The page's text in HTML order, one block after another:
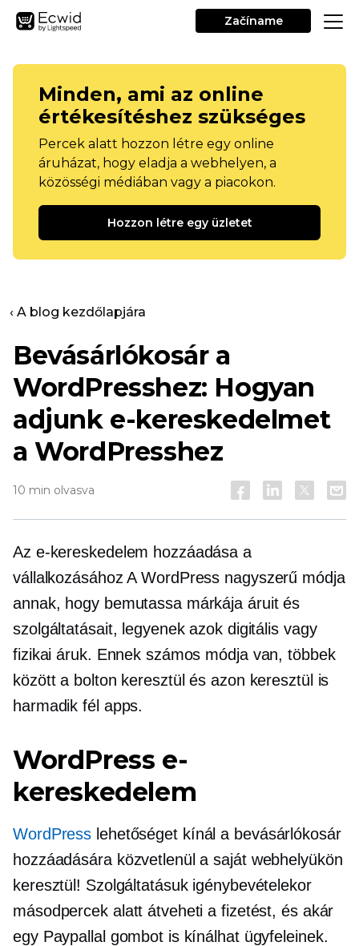
Začíname
Minden, ami az online
értékesítéshez szükséges
Percek alatt hozzon létre egy online
áruházat, hogy eladja a webhelyen, a
közösségi médiában vagy a piacokon.
Hozzon létre egy üzletet
‹ A blog kezdőlapjára
Bevásárlókosár a
WordPresshez: Hogyan
adjunk e-kereskedelmet
a WordPresshez
10 min olvasva
Az e-kereskedelem hozzáadása a
vállalkozásához A WordPress nagyszerű módja
annak, hogy bemutassa márkája áruit és
szolgáltatásait, legyenek azok digitális vagy
fizikai áruk. Ennek számos módja van, többek
között a bolton keresztül és azon keresztül is
harmadik fél apps.
WordPress e-
kereskedelem
WordPress lehetőséget kínál a bevásárlókosár
hozzáadására közvetlenül a saját webhelyükön
keresztül! Szolgáltatásuk igénybevételekor
másodpercek alatt átveheti a fizetést, és akár
egy Paypallal gombot is kínálhat ügyfeleinek.